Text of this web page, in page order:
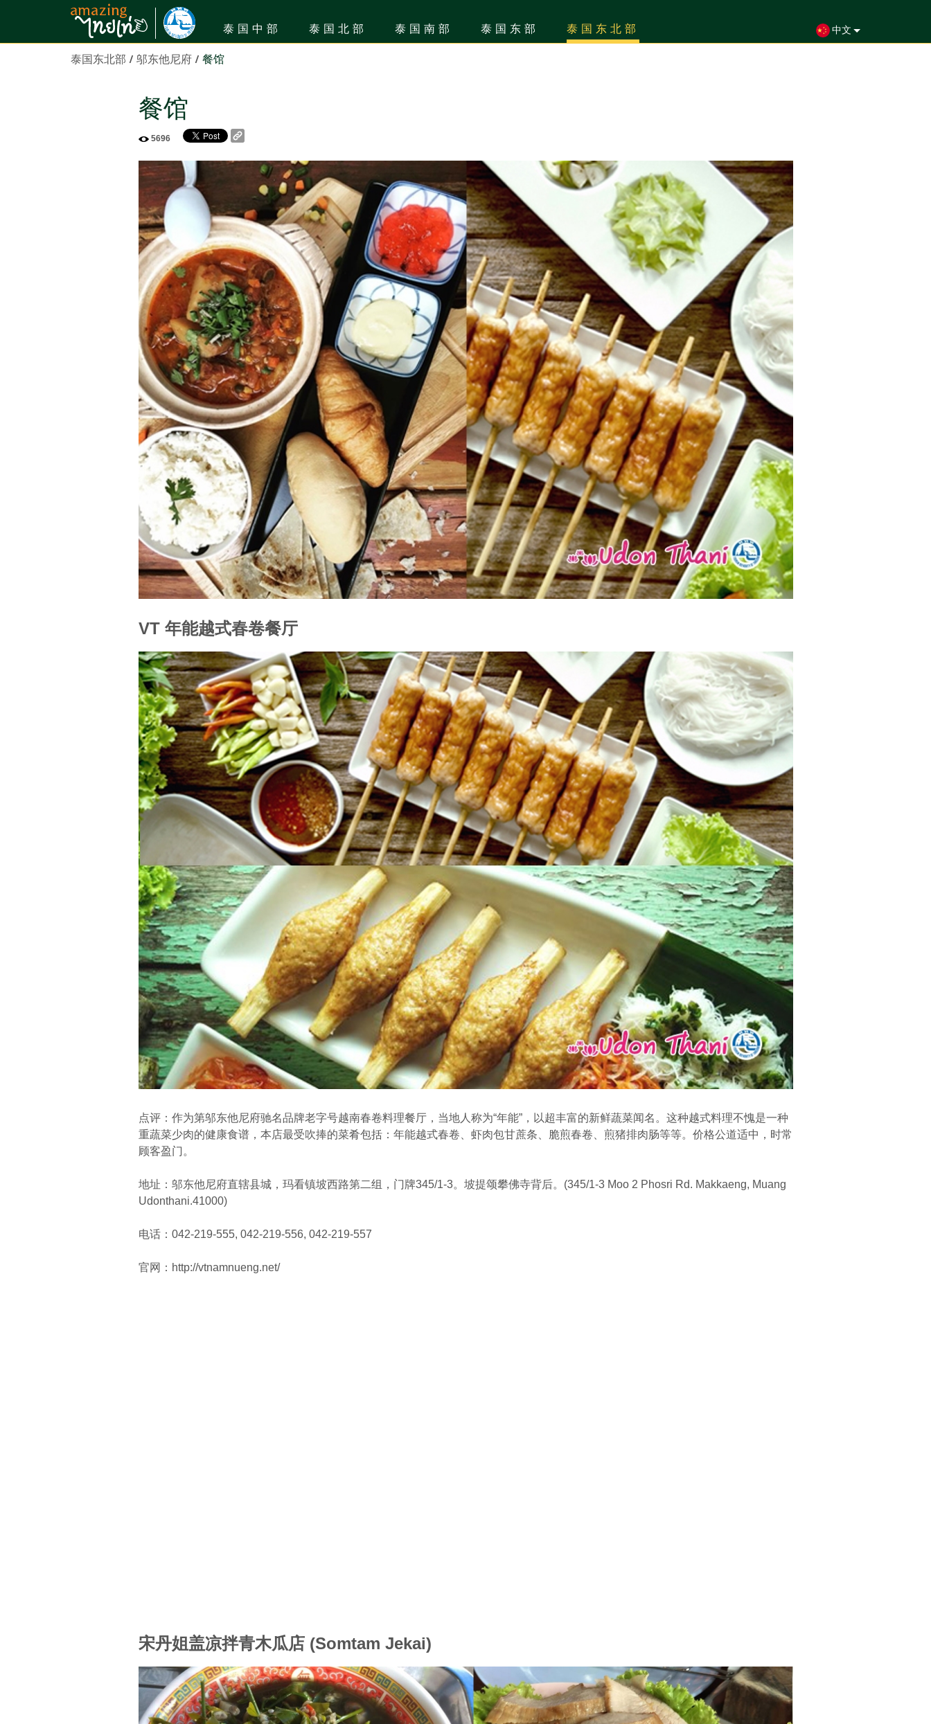
泰国中部 泰国北部 泰国南部 泰国东部 泰国东北部 中文
泰国东北部 / 邬东他尼府/ 餐馆
餐馆
5696
VT 年能越式春卷餐厅
点评：作为第邬东他尼府驰名品牌老字号越南春卷料理餐厅，当地人称为“年能”，以超丰富的新鲜蔬菜闻名。这种越式料理不愧是一种
重蔬菜少肉的健康食谱，本店最受吹捧的菜肴包括：年能越式春卷、虾肉包甘蔗条、脆煎春卷、煎猪排肉肠等等。价格公道适中，时常
顾客盈门。
地址：邬东他尼府直辖县城，玛看镇坡西路第二组，门牌345/1-3。坡提颂攀佛寺背后。(345/1-3 Moo 2 Phosri Rd. Makkaeng, Muang
Udonthani.41000)
电话：042-219-555, 042-219-556, 042-219-557
官网：http://vtnamnueng.net/
宋丹姐盖凉拌青木瓜店 (Somtam Jekai)